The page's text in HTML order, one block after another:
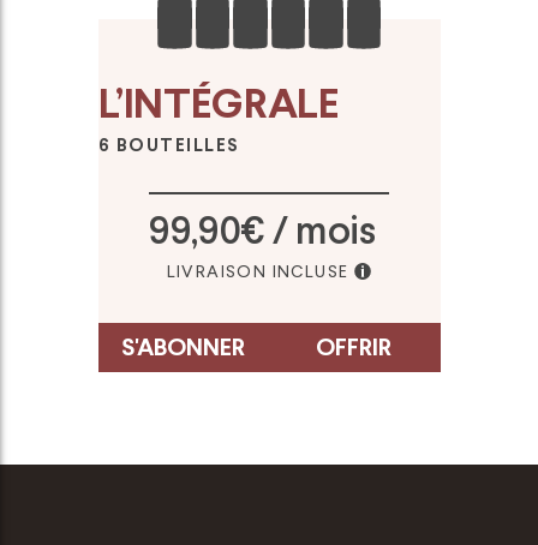
L’INTÉGRALE
6 BOUTEILLES
99,90€ / mois
LIVRAISON INCLUSE
S'ABONNER OFFRIR